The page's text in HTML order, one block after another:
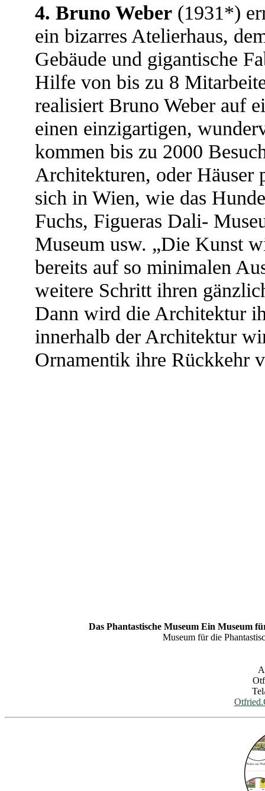
4. Bruno Weber (1931*)
ein bizarres Atelierhaus,
Gebäude und gigantische
Hilfe von bis zu 8
realisiert Bruno Weber auf
einen einzigartigen,
kommen bis zu 2000
Architekturen, oder Häuser
sich in Wien, wie das
Fuchs, Figueras Dali-
Museum usw. „Die Kunst
bereits auf so minimalen
weitere Schritt ihren
Dann wird die Architektur
innerhalb der Architektur
Ornamentik ihre Rückkehr
Das Phantastische Museum Ein Museum
Museum für die